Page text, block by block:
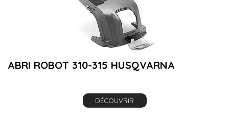
ABRI ROBOT 310-315 HUSQVARNA
DÉCOUVRIR